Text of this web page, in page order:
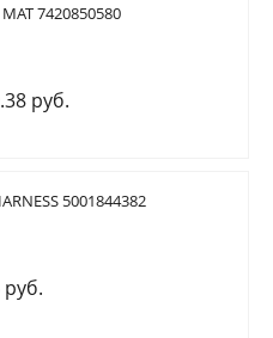
MAT 7420850580
руб.
5001844382